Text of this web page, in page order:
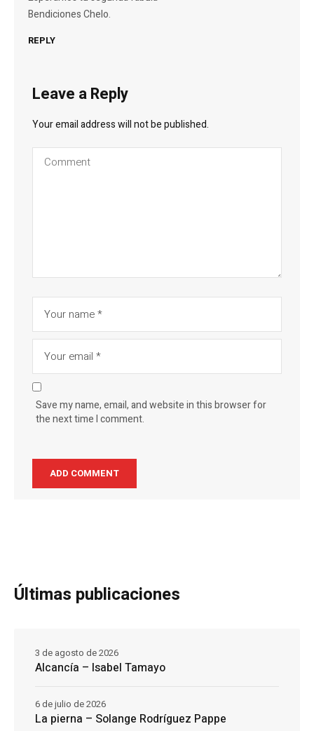
Bendiciones Chelo.
REPLY
Leave a Reply
Your email address will not be published.
Save my name, email, and website in this browser for
the next time I comment.
Últimas publicaciones
Alcancía – Isabel Tamayo
3 de agosto de 2026
La pierna – Solange Rodríguez Pappe
6 de julio de 2026